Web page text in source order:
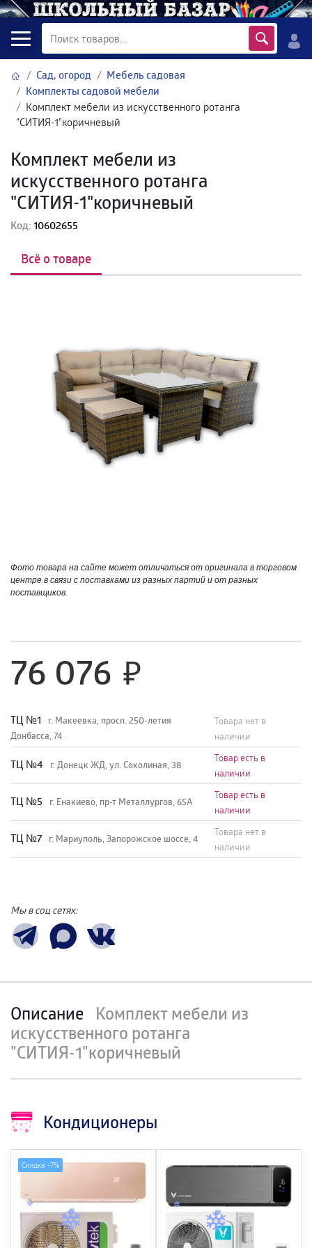
Сад, огород
Мебель садовая
Комплекты садовой мебели
Комплект мебели из искусственного ротанга
"СИТИЯ-1"коричневый
Комплект мебели из
искусственного ротанга
"СИТИЯ-1"коричневый
Код:10602655
Всё о товаре
Фото товара на сайте может отличаться от оригинала в торговом
центре в связи с поставками из разных партий и от разных
поставщиков.
76 076
TЦ №1
г. Макеевка, просп. 250-летия
Донбасса, 74
Товара нет в
наличии
TЦ №4 г. Донецк ЖД, ул. Соколиная, 38
Товар есть в
наличии
TЦ №5 г. Енакиево, пр-т Металлургов, 65А
Товар есть в
наличии
ТЦ №7 г. Мариуполь, Запорожское шоссе, 4
Товара нет в
наличии
Мы в соц сетях:
Описание Комплект мебели из
искусственного ротанга
"СИТИЯ-1"коричневый
Кондиционеры
Скидка -7%